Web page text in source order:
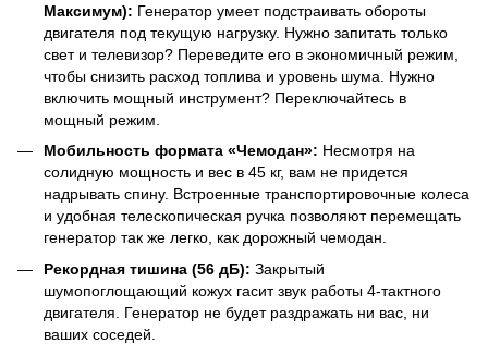
Максимум): Генератор умеет подстраивать обороты
двигателя под текущую нагрузку. Нужно запитать только
свет и телевизор? Переведите его в экономичный режим,
чтобы снизить расход топлива и уровень шума. Нужно
включить мощный инструмент? Переключайтесь в
мощный режим.
Мобильность формата «Чемодан»: Несмотря на
солидную мощность и вес в 45 кг, вам не придется
надрывать спину. Встроенные транспортировочные колеса
и удобная телескопическая ручка позволяют перемещать
генератор так же легко, как дорожный чемодан.
Рекордная тишина (56 дБ): Закрытый
шумопоглощающий кожух гасит звук работы 4-тактного
двигателя. Генератор не будет раздражать ни вас, ни
ваших соседей.